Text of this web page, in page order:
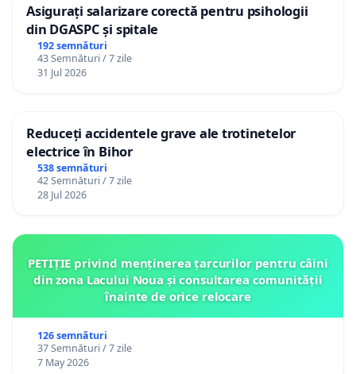
Asigurați salarizare corectă pentru psihologii
din DGASPC și spitale
192 semnături
43 Semnături / 7 zile
31 Jul 2026
Reduceți accidentele grave ale trotinetelor
electrice în Bihor
538 semnături
42 Semnături / 7 zile
28 Jul 2026
PETIȚIE privind menținerea țarcurilor pentru câini
din zona Lacului Noua și consultarea comunității
înainte de orice relocare
126 semnături
37 Semnături / 7 zile
7 May 2026